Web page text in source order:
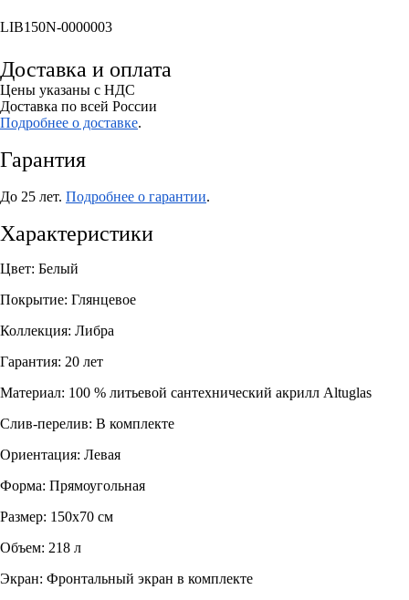
LIB150N-0000003
Доставка и оплата
Цены указаны с НДС
Доставка по всей России
Подробнее о доставке.
Гарантия
До 25 лет. Подробнее о гарантии.
Характеристики
Цвет: Белый
Покрытие: Глянцевое
Коллекция: Либра
Гарантия: 20 лет
Материал: 100 % литьевой сантехнический акрилл Altuglas
Слив-перелив: В комплекте
Ориентация: Левая
Форма: Прямоугольная
Размер: 150х70 см
Объем: 218 л
Экран: Фронтальный экран в комплекте